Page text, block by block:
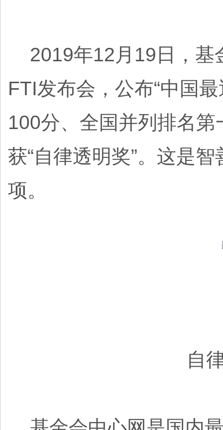
2019年12月19日，基
FTI发布会，公布“中国
100分、全国并列排名第
获“自律透明奖”。这是
项。
自